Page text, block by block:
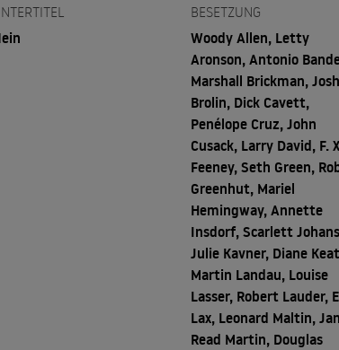
BESETZUNG
Woody Allen, Letty
Aronson, Antonio
Marshall Brickman,
Brolin, Dick Cavett,
Penélope Cruz, John
Cusack, Larry David, F.
Feeney, Seth Green,
Greenhut, Mariel
Hemingway, Annette
Insdorf, Scarlett
Julie Kavner, Diane
Martin Landau, Louise
Lasser, Robert Lauder,
Lax, Leonard Maltin,
Read Martin, Douglas